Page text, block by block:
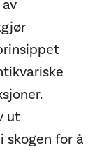
ut
for å